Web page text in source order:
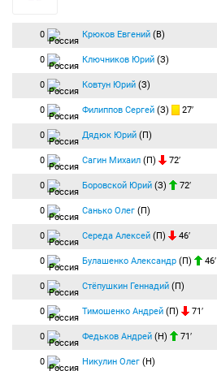
0 Крюков Евгений (В)
0 Ключников Юрий (З)
0 Ковтун Юрий (З)
0 Филиппов Сергей (З) 27′
0 Дядюк Юрий (П)
0 Сагин Михаил (П) 72′
0 Боровской Юрий (З) 72′
0 Санько Олег (П)
0 Середа Алексей (П) 46′
0 Булашенко Александр (П) 46′
0 Стёпушкин Геннадий (П)
0 Тимошенко Андрей (П) 71′
0 Федьков Андрей (Н) 71′
0 Никулин Олег (Н)